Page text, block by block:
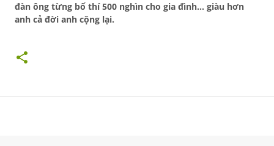
đàn ông từng bố thí 500 nghìn cho gia đình… giàu hơn
anh cả đời anh cộng lại.